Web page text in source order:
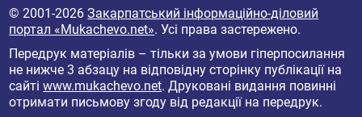
© 2001-2026Закарпатський інформаційно-діловий
портал «Mukachevo.net». Усі права застережено.
Передрук матеріалів – тільки за умови гіперпосилання
не нижче 3 абзацу на відповідну сторінку публікації на
сайтіwww.mukachevo.net. Друковані видання повинні
отримати письмову згоду від редакції на передрук.